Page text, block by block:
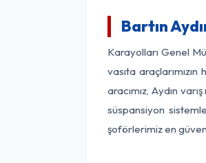
Bartın
Karayolları Genel
vasıta
aracımız, Aydın
süspansiyon
şoförlerimiz en